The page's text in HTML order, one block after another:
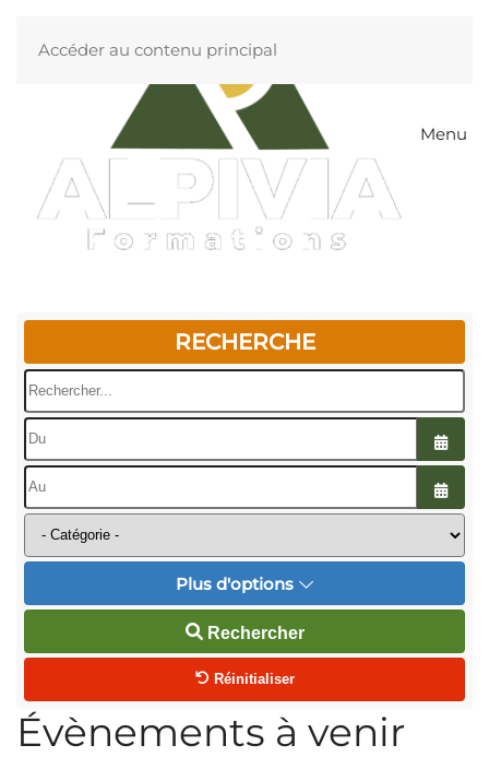
Accéder au contenu principal
Menu
RECHERCHE
Rechercher...
Plus d'options
Rechercher
Réinitialiser
Évènements à venir